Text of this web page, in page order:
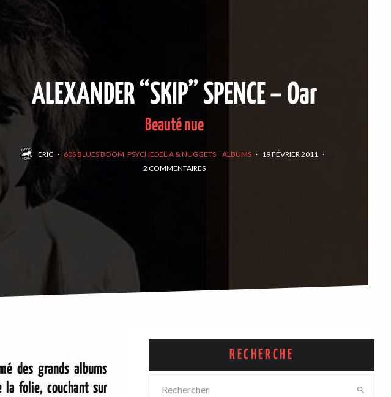
ALEXANDER “SKIP” SPENCE – Oar
Beauté nue
ERIC · 60S BLUES BOOM, PSYCHEDELIA & NUGGETS ALBUMS · 19 FÉVRIER 2011 ·
2 COMMENTAIRES
des grands albums
la folie, couchant sur
RECHERCHE